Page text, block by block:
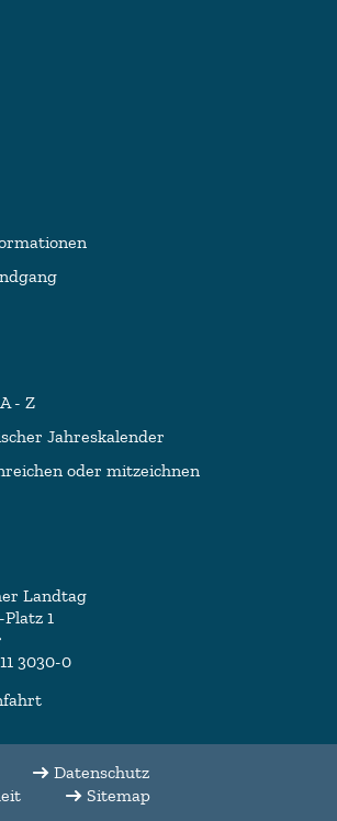
- Z
Jahreskalender
oder mitzeichnen
Landtag
1
3030-0
Datenschutz
Sitemap